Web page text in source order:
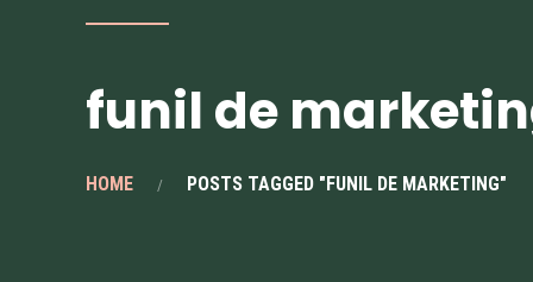
funil de
HOME POSTS TAGGED "FUNIL DE MARKETING"